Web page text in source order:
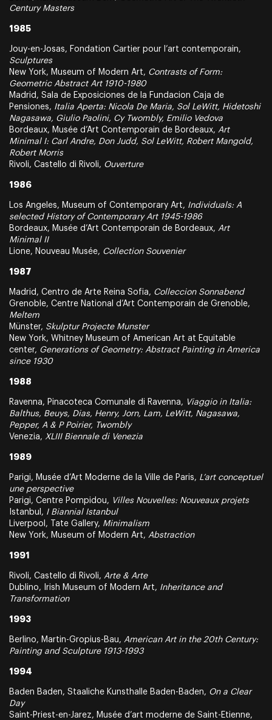
Century Masters
1985
Jouy-en-Josas, Fondation Cartier pour l’art contemporain,
Sculptures
New York, Museum of Modern Art, Contrasts of Form:
Geometric Abstract Art 1910-1980
Madrid, Sala de Exposiciones de la Fundacion Caja de
Pensiones, Italia Aperta: Nicola De Maria, Sol LeWitt, Hidetoshi
Nagasawa, Giulio Paolini, Cy Twombly, Emilio Vedova
Bordeaux, Musée d’Art Contemporain de Bordeaux, Art
Minimal I: Carl Andre, Don Judd, Sol LeWitt, Robert Mangold,
Robert Morris
Rivoli, Castello di Rivoli, Ouverture
1986
Los Angeles, Museum of Contemporary Art, Individuals: A
selected History of Contemporary Art 1945-1986
Bordeaux, Musée d’Art Contemporain de Bordeaux, Art
Minimal II
Lione, Nouveau Musée, Collection Souvenier
1987
Madrid, Centro de Arte Reina Sofia, Colleccion Sonnabend
Grenoble, Centre National d’Art Contemporain de Grenoble,
Meltem
Münster, Skulptur Projecte Munster
New York, Whitney Museum of American Art at Equitable
center, Generations of Geometry: Abstract Painting in America
since 1930
1988
Ravenna, Pinacoteca Comunale di Ravenna, Viaggio in Italia:
Balthus, Beuys, Dias, Henry, Jorn, Lam, LeWitt, Nagasawa,
Pepper, A & P Poirier, Twombly
Venezia, XLIII Biennale di Venezia
1989
Parigi, Musée d’Art Moderne de la Ville de Paris, L’art conceptuel
une perspective
Parigi, Centre Pompidou, Villes Nouvelles: Nouveaux projets
Istanbul, I Biannial Istanbul
Liverpool, Tate Gallery, Minimalism
New York, Museum of Modern Art, Abstraction
1991
Rivoli, Castello di Rivoli, Arte & Arte
Dublino, Irish Museum of Modern Art, Inheritance and
Transformation
1993
Berlino, Martin-Gropius-Bau, American Art in the 20th Century:
Painting and Sculpture 1913-1993
1994
Baden Baden, Staaliche Kunsthalle Baden-Baden, On a Clear
Day
Saint-Priest-en-Jarez, Musée d’art moderne de Saint-Etienne,